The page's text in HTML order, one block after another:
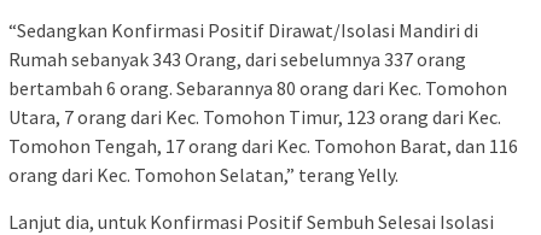
“Sedangkan Konfirmasi Positif Dirawat/Isolasi Mandiri di
Rumah sebanyak 343 Orang, dari sebelumnya 337 orang
bertambah 6 orang. Sebarannya 80 orang dari Kec. Tomohon
Utara, 7 orang dari Kec. Tomohon Timur, 123 orang dari Kec.
Tomohon Tengah, 17 orang dari Kec. Tomohon Barat, dan 116
orang dari Kec. Tomohon Selatan,” terang Yelly.
Lanjut dia, untuk Konfirmasi Positif Sembuh Selesai Isolasi